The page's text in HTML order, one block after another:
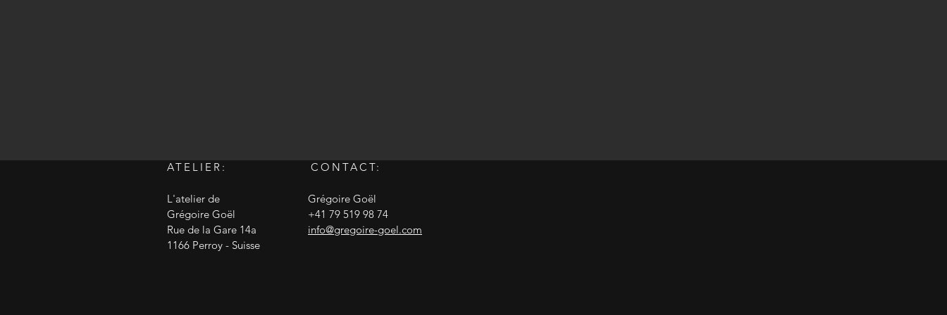
ATELIER: CONTACT:
L'atelier de
Grégoire Goël
Rue de la Gare 14a
1166 Perroy - Suisse
Grégoire Goël
+41 79 519 98 74
info@gregoire-goel.com